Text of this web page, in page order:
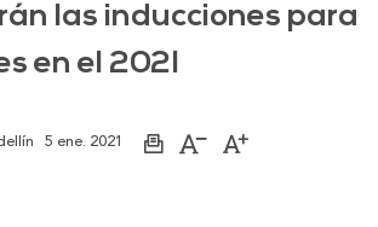
las inducciones para
en el 2021
5 ene. 2021
ImprimirAumentarDisminuir